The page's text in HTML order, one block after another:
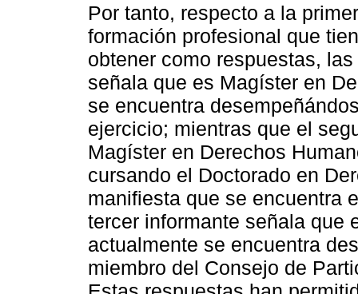
Por tanto, respecto a la
formación profesional que
obtener como respuestas,
señala que es Magíster en
se encuentra
ejercicio; mientras que el
Magíster en Derechos
cursando el Doctorado en
manifiesta que se encuentra
tercer informante señala que
actualmente se encuentra
miembro del Consejo de